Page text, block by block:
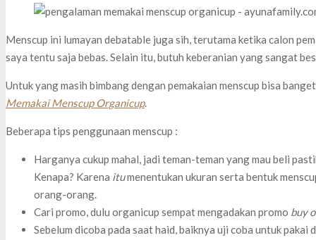
Menscup ini lumayan debatable juga sih, terutama ketika calon
saya tentu saja bebas. Selain itu, butuh keberanian yang sangat
Untuk yang masih bimbang dengan pemakaian menscup bisa
Memakai Menscup Organicup.
Beberapa tips penggunaan menscup :
Harganya cukup mahal, jadi teman-teman yang mau beli
Kenapa? Karena itumenentukan ukuran serta bentuk
orang-orang.
Cari promo, dulu organicup sempat mengadakan promo buy
Sebelum dicoba pada saat haid, baiknya uji coba untuk